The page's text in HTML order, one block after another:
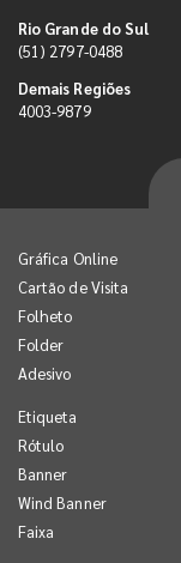
Rio Grande do Sul
(51) 2797-0488
Demais Regiões
4003-9879
Gráfica Online
Cartão de Visita
Folheto
Folder
Adesivo
Etiqueta
Rótulo
Banner
Wind Banner
Faixa